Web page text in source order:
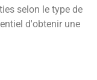
selon le type de
d'obtenir une